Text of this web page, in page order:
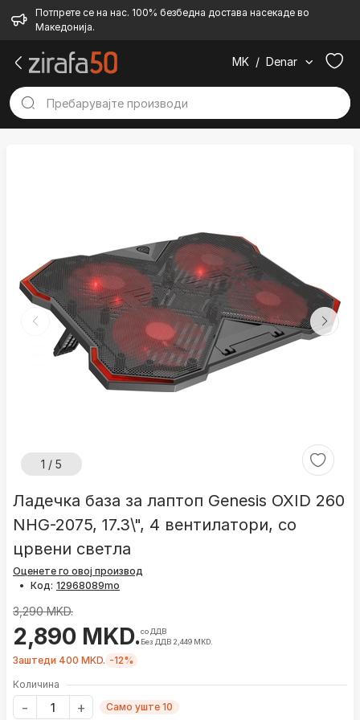
Потпрете се на нас. 100% безбедна достава насекаде во
Македонија.
MK / Denar
1 / 5
Ладечка база за лаптоп Genesis OXID 260
NHG-2075, 17.3\", 4 вентилатори, со
црвени светла
Оценете го овој производ
• Код:
3,290 MKD.
2,890 MKD.со ДДВ
Без ДДВ 2,449 MKD.
Заштеди 400 MKD. -12%
Количина
Само уште 10